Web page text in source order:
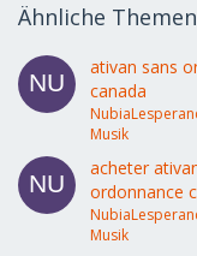
Ähnliche Themen
ativan sans
canada
Musik
acheter
ordonnance
Musik